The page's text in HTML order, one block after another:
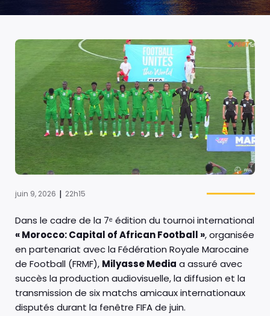
juin 9, 2026 | 22h15
Dans le cadre de la 7ᵉ édition du tournoi international
« Morocco: Capital of African Football », organisée
en partenariat avec la Fédération Royale Marocaine
de Football (FRMF), Milyasse Media a assuré avec
succès la production audiovisuelle, la diffusion et la
transmission de six matchs amicaux internationaux
disputés durant la fenêtre FIFA de juin.